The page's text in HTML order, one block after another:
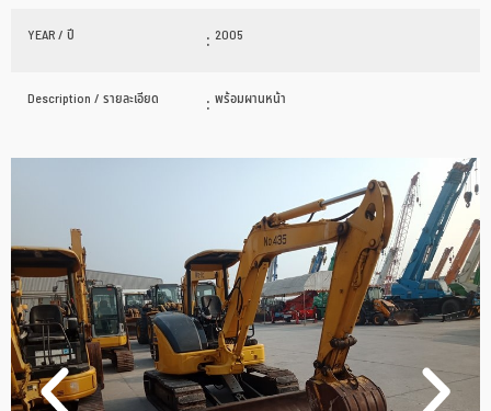
YEAR / ปี : 2005
Description / รายละเอียด : พร้อมผานหน้า